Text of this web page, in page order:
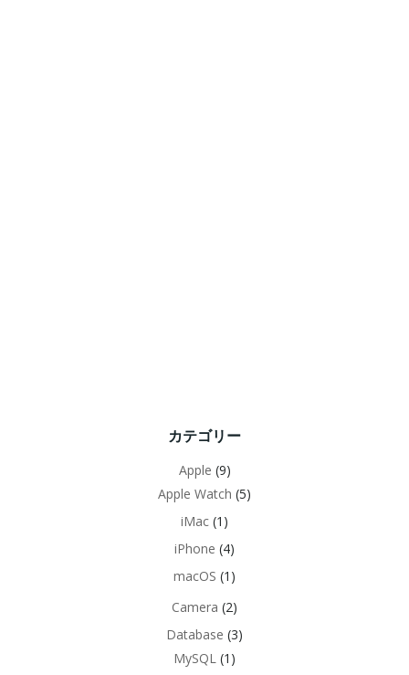
カテゴリー
Apple (9)
Apple Watch (5)
iMac (1)
iPhone (4)
macOS (1)
Camera (2)
Database (3)
MySQL (1)